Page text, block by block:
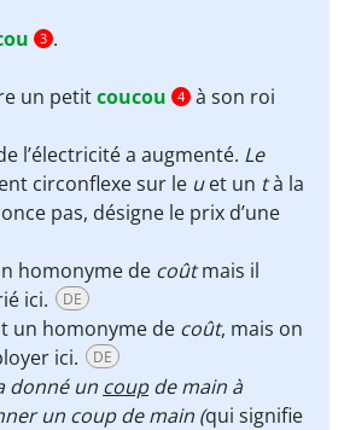
3 .
un petitcoucou 4 à son roi
l’électricité a augmenté. Le
circonflexe sur le uet un tà la
pas, désigne le prix d’une
homonyme de coûtmais il
ici.
DE
un homonyme de coût, mais on
ici.
DE
donné un coupde main à
un coup de main (qui signifie